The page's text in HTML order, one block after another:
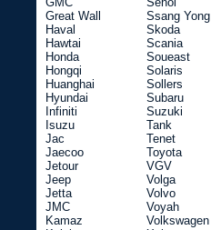
Great Wall
Haval
Hawtai
Honda
Hongqi
Huanghai
Hyundai
Infiniti
Isuzu
Jac
Jaecoo
Jetour
Jeep
Jetta
JMC
Kamaz
Ssang Yong
Skoda
Scania
Soueast
Solaris
Sollers
Subaru
Suzuki
Tank
Tenet
Toyota
VGV
Volga
Volvo
Voyah
Volkswagen